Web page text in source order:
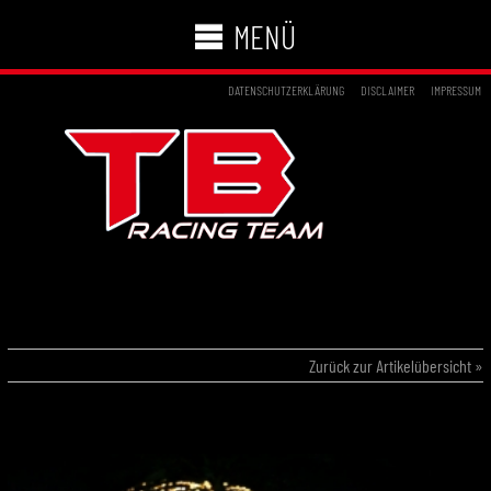
MENÜ
DATENSCHUTZERKLÄRUNG DISCLAIMER IMPRESSUM
Zurück zur Artikelübersicht »